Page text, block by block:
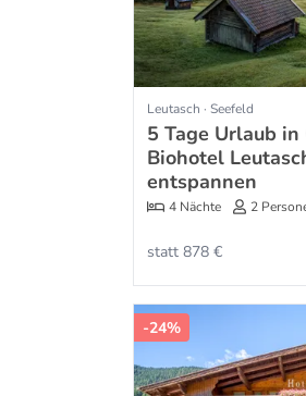
Leutasch · Seefeld
5 Tage Urlaub
Biohotel
entspannen
4 Nächte 2
statt 878 €
-24%